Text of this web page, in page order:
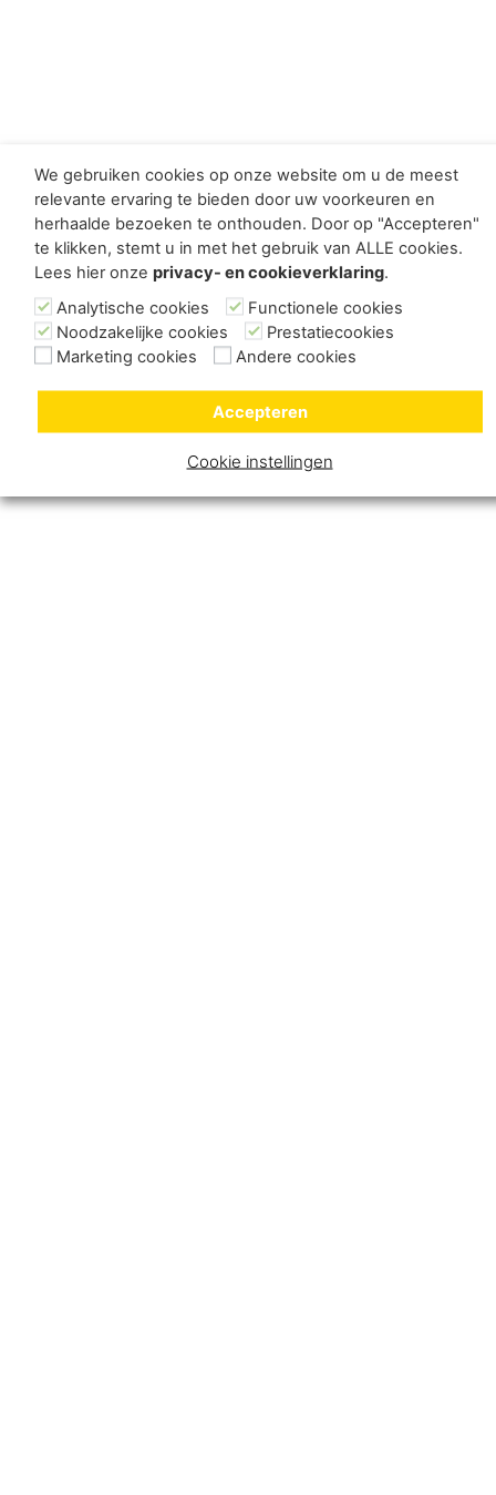
We gebruiken cookies op onze website om u de meest
relevante ervaring te bieden door uw voorkeuren en
herhaalde bezoeken te onthouden. Door op "Accepteren"
te klikken, stemt u in met het gebruik van ALLE cookies.
Lees hier onze privacy- en cookieverklaring.
Analytische cookies
Functionele cookies
Noodzakelijke cookies
Prestatiecookies
Marketing cookies
Andere cookies
Cookie instellingen
Accepteren